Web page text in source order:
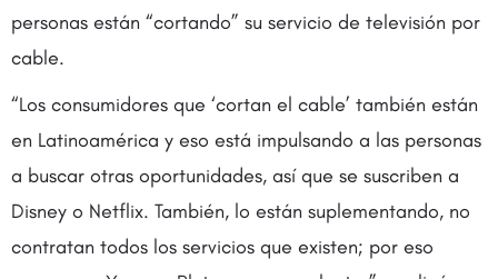
personas están “cortando” su servicio de televisión por
cable.
“Los consumidores que ‘cortan el cable’ también están
en Latinoamérica y eso está impulsando a las personas
a buscar otras oportunidades, así que se suscriben a
Disney o Netflix. También, lo están suplementando, no
contratan todos los servicios que existen; por eso